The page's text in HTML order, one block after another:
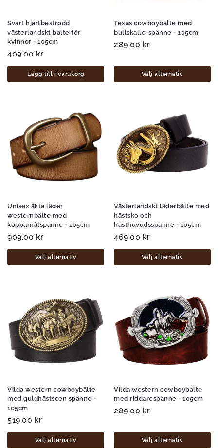
Svart hjärtbeströdd
västerländskt bälte för
kvinnor - 105cm
409.00 kr
Lägg till i varukorg
Texas cowboybälte med
bullskalle-spänne - 105cm
289.00 kr
Välj alternativ
Unisex äkta läder
westernbälte med
kopparnålspänne - 105cm
909.00 kr
Välj alternativ
Västerländskt läderbälte med
hästsko och
hästhuvudsspänne - 105cm
469.00 kr
Välj alternativ
Vilda western cowboybälte
med guldhästscen spänne -
105cm
519.00 kr
Välj alternativ
Vilda western cowboybälte
med riddarespänne - 105cm
289.00 kr
Välj alternativ